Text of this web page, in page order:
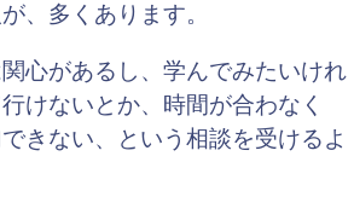
、多くあります。
心があるし、学んでみたいけれ
けないとか、時間が合わなく
きない、という相談を受けるよ